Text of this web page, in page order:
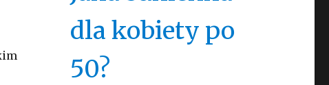
dla kobiety po
50?